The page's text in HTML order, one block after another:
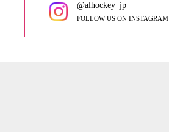
@alhockey_jp
FOLLOW US ON INSTAGRAM